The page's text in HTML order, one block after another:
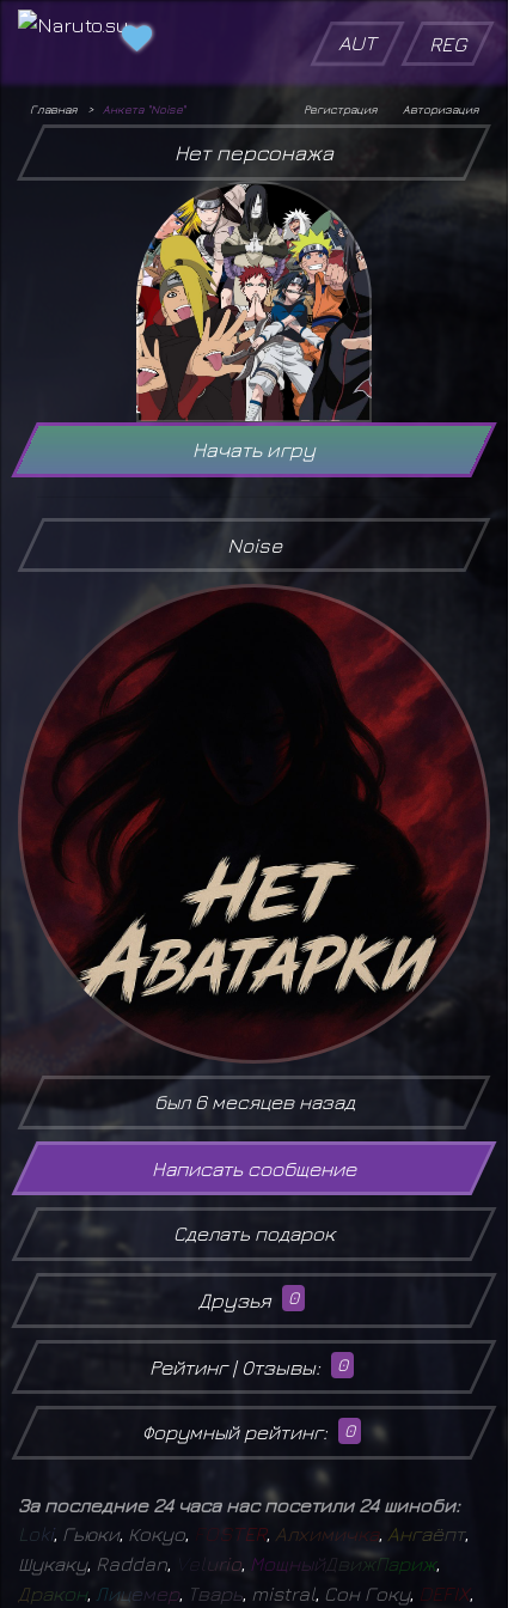
AUT REG
Главная Анкета "Noise" Авторизация
Регистрация
Нет персонажа
Начать игру
Noise
был 6 месяцев назад
Написать сообщение
Сделать подарок
Друзья 0
Рейтинг | Отзывы: 0
Форумный рейтинг: 0
За последние 24 часа нас посетили 24 шиноби:
L oki, Гьюки, Кокуо STER, Алхимичка Ангаёпт,
Шукаку, Raddan urio Мощный ижПариж,
Дракон, Лицемер Тварь mistral Сон Гоку, DEFIX,